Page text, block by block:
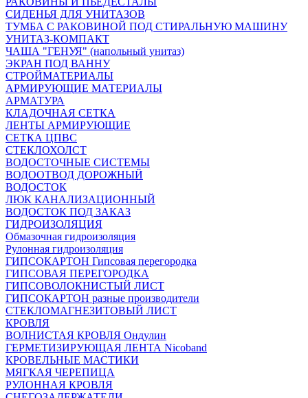
СИДЕНЬЯ ДЛЯ УНИТАЗОВ
ТУМБА С РАКОВИНОЙ ПОД СТИРАЛЬНУЮ МАШИНУ
УНИТАЗ-КОМПАКТ
ЧАША "ГЕНУЯ" (напольный унитаз)
ЭКРАН ПОД ВАННУ
СТРОЙМАТЕРИАЛЫ
АРМИРУЮЩИЕ МАТЕРИАЛЫ
АРМАТУРА
КЛАДОЧНАЯ СЕТКА
ЛЕНТЫ АРМИРУЮЩИЕ
СЕТКА ЦПВС
СТЕКЛОХОЛСТ
ВОДОСТОЧНЫЕ СИСТЕМЫ
ВОДООТВОД ДОРОЖНЫЙ
ВОДОСТОК
ЛЮК КАНАЛИЗАЦИОННЫЙ
ВОДОСТОК ПОД ЗАКАЗ
ГИДРОИЗОЛЯЦИЯ
Обмазочная гидроизоляция
Рулонная гидроизоляция
ГИПСОКАРТОН Гипсовая перегородка
ГИПСОВАЯ ПЕРЕГОРОДКА
ГИПСОВОЛОКНИСТЫЙ ЛИСТ
ГИПСОКАРТОН разные производители
СТЕКЛОМАГНЕЗИТОВЫЙ ЛИСТ
КРОВЛЯ
ВОЛНИСТАЯ КРОВЛЯ Ондулин
ГЕРМЕТИЗИРУЮЩАЯ ЛЕНТА Nicoband
КРОВЕЛЬНЫЕ МАСТИКИ
МЯГКАЯ ЧЕРЕПИЦА
РУЛОННАЯ КРОВЛЯ